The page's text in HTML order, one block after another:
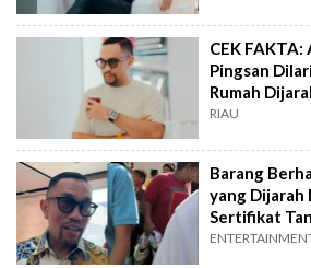
CEK FAKTA:
Pingsan
Rumah
RIAU
Barang
yang Dijarah
Sertifikat